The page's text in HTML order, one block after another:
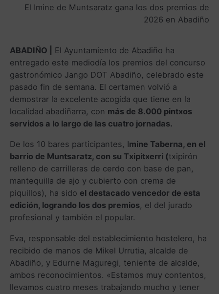
El Imine de Muntsaratz gana los dos premios de
2026 en Abadiño
ABADIÑO |
El Ayuntamiento de Abadiño ha
entregado este mediodía los premios del concurso
gastronómico Jango DOT Abadiño, celebrado este
pasado fin de semana. El certamen volvió a
demostrar la excelente acogida que tiene en la
localidad abadiñarra, con más de 8.000 pintxos
servidos a lo largo de las cuatro jornadas.
De los 10 bares participantes, Imine Taberna, en el
barrio de Muntsaratz, con su Txipitxerri (txipirón
relleno de carrilleras de cerdo con base de pan,
mantequilla de ajo y cubierto con crema de
piquillos), ha sido el destacado vencedor de esta
edición, logrando los dos premios, el del jurado
profesional y también el popular.
Eva, responsable del establecimiento hostelero, ha
recibido de manos de Mikel Urrutia, alcalde de
Abadiño, y Edurne Maguregi, teniente de alcalde,
ambos reconocimientos. «Estamos muy contentos,
llevamos cuatro meses trabajando mucho y tener